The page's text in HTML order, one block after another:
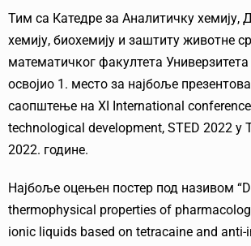
Тим са Катедре за Аналитичку хемију,
хемију, биохемију и заштиту животне
математичког факултета
освојио 1. место за најбоље
саопштење на XI International
technological development, STED 2022 у
2022. године.
Најбоље оцењен постер под називом
thermophysical properties of
ionic liquids based on tetracaine and anti-